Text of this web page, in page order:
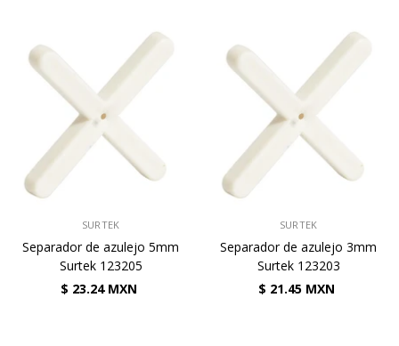
SURTEK
Separador de azulejo 5mm
Surtek 123205
$ 23.24 MXN
SURTEK
Separador de azulejo 3mm
Surtek 123203
$ 21.45 MXN